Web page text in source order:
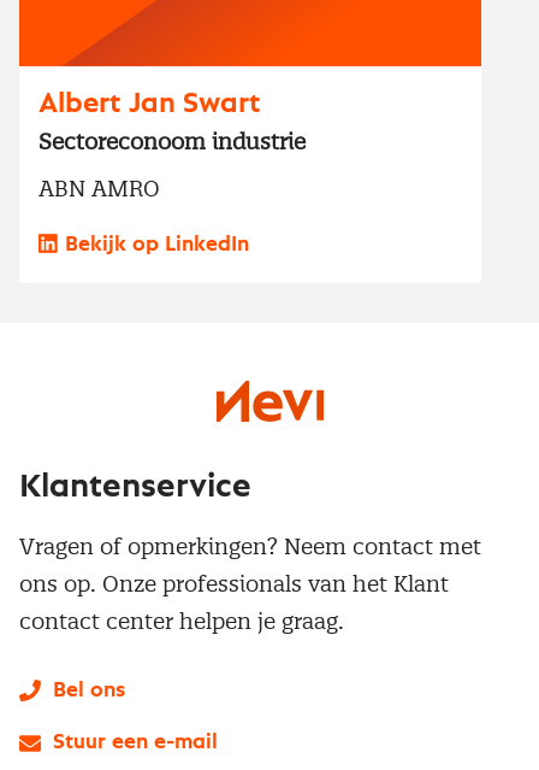
Albert Jan Swart
Sectoreconoom industrie
ABN AMRO
Bekijk op LinkedIn
Klantenservice
Vragen of opmerkingen? Neem contact met
ons op. Onze professionals van het Klant
contact center helpen je graag.
Bel ons
Stuur een e-mail